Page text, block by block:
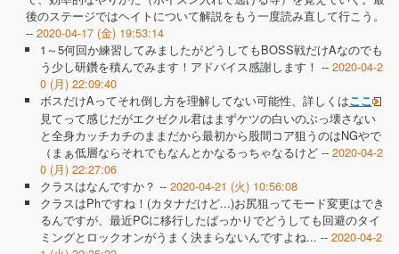
後のステージではヘイトについて解説をもう一度読み直して行こう。
-- 2020-04-17 (金) 19:53:14
1～5何回か練習してみましたがどうしてもBOSS戦だけAなのでも
う少し研鑽を積んでみます！アドバイス感謝します！ -- 2020-04-2
0 (月) 22:09:40
ボスだけAってそれ倒し方を理解してない可能性、詳しくはここ
見てって感じだがエクゼクル君はまずケツの白いのぶっ壊さない
と全身カッチカチのままだから最初から股間コア狙うのはNGやで
（まぁ低層ならそれでもなんとかなるっちゃなるけど -- 2020-04-2
0 (月) 22:27:06
クラスはなんですか？ -- 2020-04-21 (火) 10:56:08
クラスはPhですね！(カタナだけど...)お尻狙ってモード変更はでき
るんですが、最近PCに移行したばっかりでどうしても回避のタイ
ミングとロックオンがうまく決まらないんですよね... -- 2020-04-2